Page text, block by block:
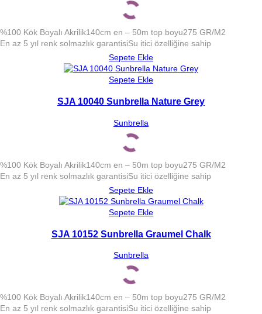
%100 Kök Boyalı Akrilik140cm en – 50m top boyu275 GR/M2
En az 5 yıl renk solmazlık garantisiSu itici özelliğine sahip
Sepete Ekle
Sepete Ekle
SJA 10040 Sunbrella Nature Grey
Sunbrella
%100 Kök Boyalı Akrilik140cm en – 50m top boyu275 GR/M2
En az 5 yıl renk solmazlık garantisiSu itici özelliğine sahip
Sepete Ekle
Sepete Ekle
SJA 10152 Sunbrella Graumel Chalk
Sunbrella
%100 Kök Boyalı Akrilik140cm en – 50m top boyu275 GR/M2
En az 5 yıl renk solmazlık garantisiSu itici özelliğine sahip